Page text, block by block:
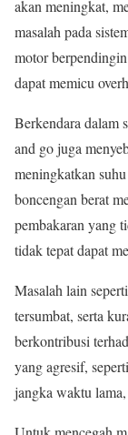
akan meningkat,
masalah pada
motor
dapat memicu
Berkendara dalam
and go juga
meningkatkan
boncengan berat
pembakaran yang
tidak tepat dapat
Masalah lain
tersumbat, serta
berkontribusi
yang agresif,
jangka waktu